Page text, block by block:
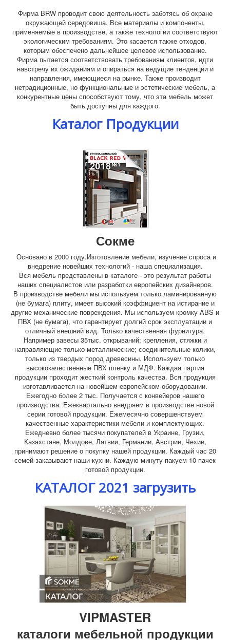
Фирма BRW проводит свою деятельность заботясь об охране
окружающей середовиша. Все материалы и компоненты,
применяемые в производстве, а также технологии соответствуют
экологическим требованиям. Это касается также отходов,
которым обеспечено дальнейшее целевое использование.
Фирма пытается соответствовать требованиям клиентов, идти
навстречу их ожиданиям и опираться на ведущие тенденции и
направления, имеющиеся на рынке. Также производит
нетрадиционные, но функциональные и эстетические мебель, а
конкурентные цены способствуют тому, что эта мебель может
быть доступны для каждого.
Каталог Продукции
Сокме
Основано в 2000 году.Изготовление мебели, изучение спроса и
внедрение новейших технологий - наша специализация.
Вся мебель представлены в каталоге - это результат работы
наших специалистов или разработки европейских дизайнеров.
В производстве мебели мы используем только ламинированную
(не бумага) плиту, имеет высокий коэффициент на истирание и
другие механические повреждения. Мы используем кромку ABS и
ПВХ (не бумага), что гарантирует долгий срок эксплуатации и
отличный внешний вид. Только качественная фурнитура.
Например завесы 35тыс. открываний; крепления, стяжки и
направляющие только металлические; соединительные колики,
только из твердых пород древесины. Используем только
высококачественные ПВХ пленку и МДФ. Каждая партия
продукции проходит жесткий контроль качества. Вся продукция
изготавливается на новейшем европейском оборудовании.
Ежегодно более 2 тыс. Получается с конвейеров нашего
производства. Ежеквартально внедряем в производстве новой
серии готовой продукции. Ежемесячно совершенствуем
качественные характеристики мебели и комплектующих.
Ежедневно более тысячи покупателей в Украине, Грузии,
Казахстане, Молдове, Латвии, Германии, Австрии, Чехии,
принимают решение о покупку нашей продукции. Каждый час 20
семей заказывают наши кухни. Каждую минуту пакуем 10 пачек
готовой продукции.
КАТАЛОГ 2021 загрузить
VIPMASTER
каталоги мебельной продукции